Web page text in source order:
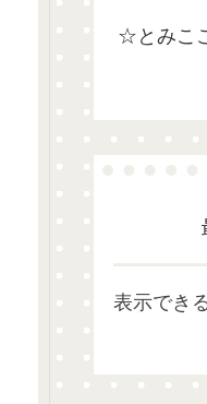
☆とみこ
表示でき